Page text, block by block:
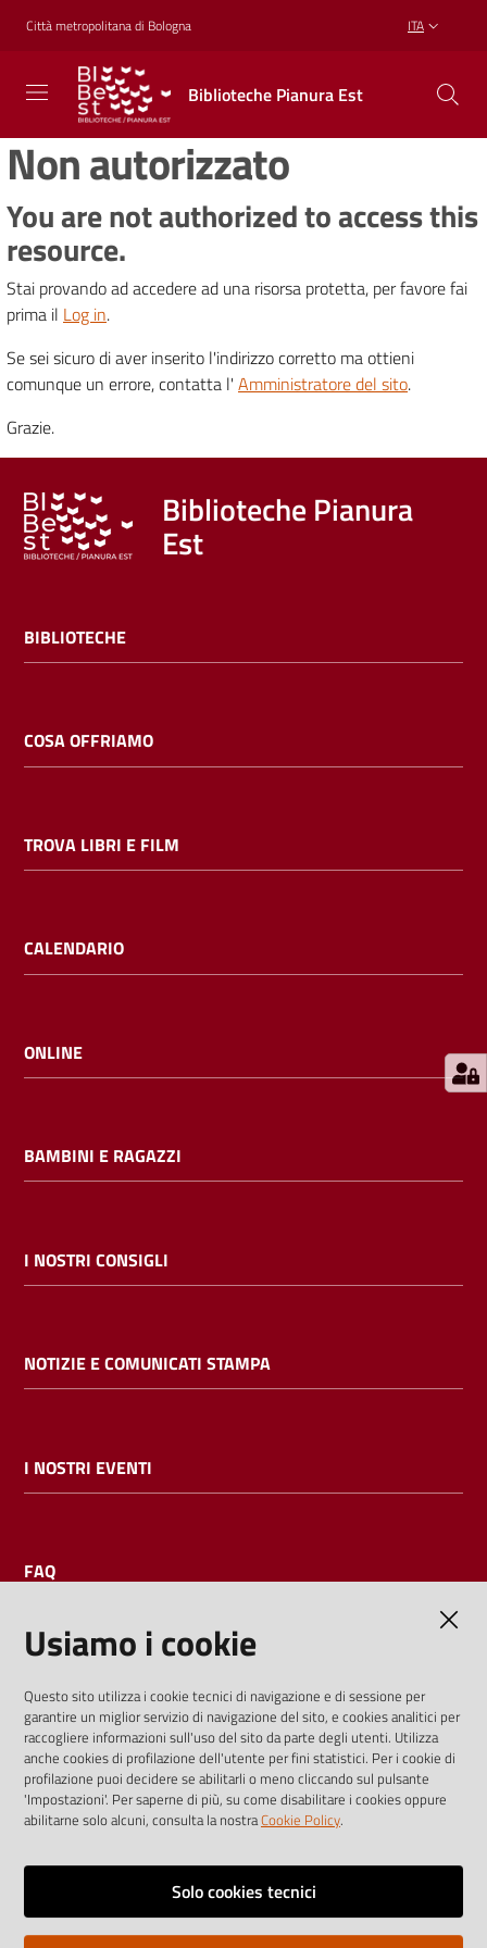
Vai al contenuto
Vai alla navigazione
Vai al footer
Città metropolitana di Bologna ITA
Biblioteche Pianura Est
Biblioteche
Pianura
Est
CONOSCERE,
CREARE,
Biblioteche
Cosa
offriamo
Trova
libri
e
film
Calendario
i
cataloghi
bibliotecario
Non autorizzato
You are not authorized to access this
resource.
Stai provando ad accedere ad una risorsa protetta, per favore fai
prima il Log in.
Se sei sicuro di aver inserito l'indirizzo corretto ma ottieni
comunque un errore, contatta l' Amministratore del sito.
Grazie.
Biblioteche Pianura
Est
BIBLIOTECHE
COSA OFFRIAMO
TROVA LIBRI E FILM
CALENDARIO
ONLINE
BAMBINI E RAGAZZI
I NOSTRI CONSIGLI
NOTIZIE E COMUNICATI STAMPA
I NOSTRI EVENTI
FAQ
I dati personali pubblicati sono riutilizzabili solo alle condizioni
previste dalla direttiva comunitaria 2003/98/CE e dal d.lgs.
36/2006
Vai alla pagina
Note legali
Usiamo i cookie
Questo sito utilizza i cookie tecnici di navigazione e di sessione per
garantire un miglior servizio di navigazione del sito, e cookies analitici per
raccogliere informazioni sull'uso del sito da parte degli utenti. Utilizza
anche cookies di profilazione dell'utente per fini statistici. Per i cookie di
profilazione puoi decidere se abilitarli o meno cliccando sul pulsante
'Impostazioni'. Per saperne di più, su come disabilitare i cookies oppure
abilitarne solo alcuni, consulta la nostraCookie Policy.
Solo cookies tecnici